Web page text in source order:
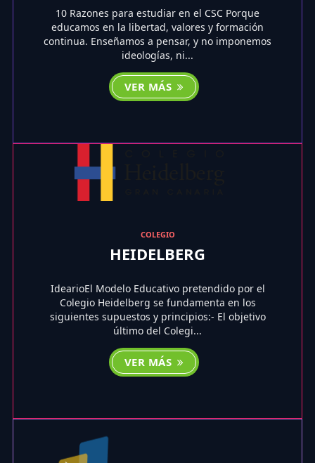
10 Razones para estudiar en el CSC Porque
educamos en la libertad, valores y formación
continua. Enseñamos a pensar, y no imponemos
ideologías, ni...
VER MÁS
COLEGIO
HEIDELBERG
IdearioEl Modelo Educativo pretendido por el
Colegio Heidelberg se fundamenta en los
siguientes supuestos y principios:- El objetivo
último del Colegi...
VER MÁS